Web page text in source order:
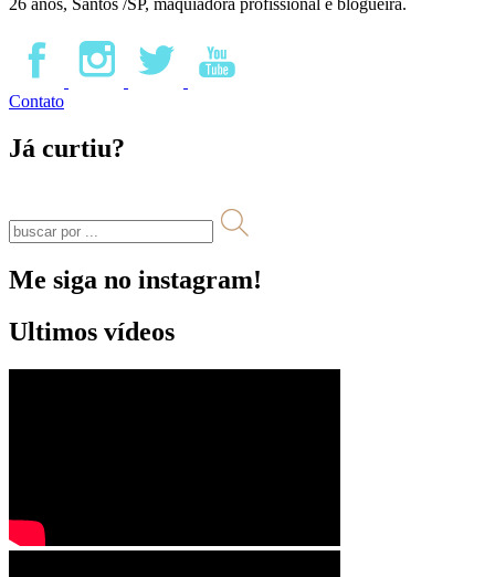
26 anos, Santos /SP, maquiadora profissional e blogueira.
Contato
Já curtiu?
Me siga no instagram!
Ultimos vídeos